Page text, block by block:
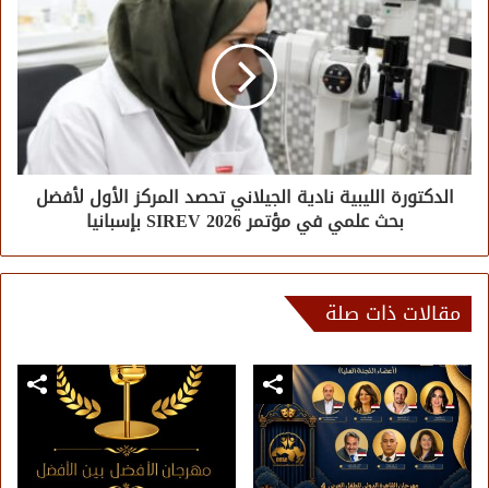
الدكتورة الليبية نادية الجيلاني تحصد المركز الأول لأفضل
بحث علمي في مؤتمر SIREV 2026 بإسبانيا
مقالات ذات صلة